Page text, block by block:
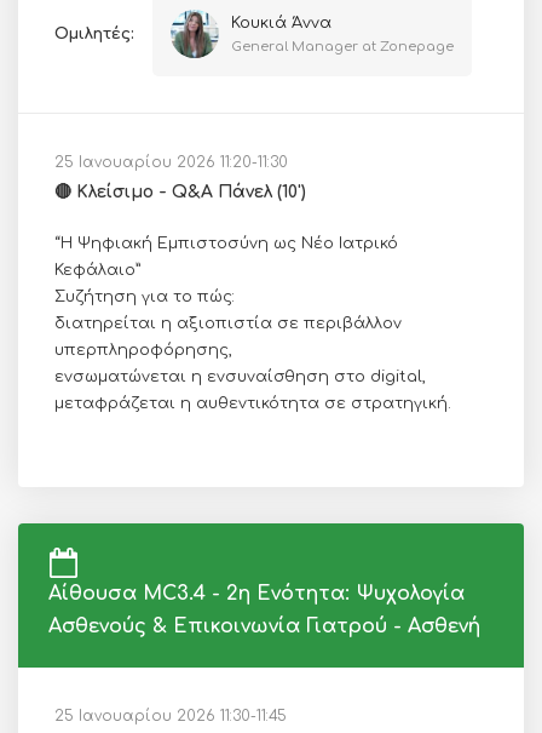
Ομιλητές:
Κουκιά Άννα
General Manager at Zonepage
25 Ιανουαρίου 2026 11:20-11:30
🔴 Κλείσιμο - Q&A Πάνελ (10')
“Η Ψηφιακή Εμπιστοσύνη ως Νέο Ιατρικό
Κεφάλαιο”
Συζήτηση για το πώς:
διατηρείται η αξιοπιστία σε περιβάλλον
υπερπληροφόρησης,
ενσωματώνεται η ενσυναίσθηση στο digital,
μεταφράζεται η αυθεντικότητα σε στρατηγική.
Αίθουσα MC3.4 - 2η Ενότητα: Ψυχολογία
Ασθενούς & Επικοινωνία Γιατρού - Ασθενή
25 Ιανουαρίου 2026 11:30-11:45